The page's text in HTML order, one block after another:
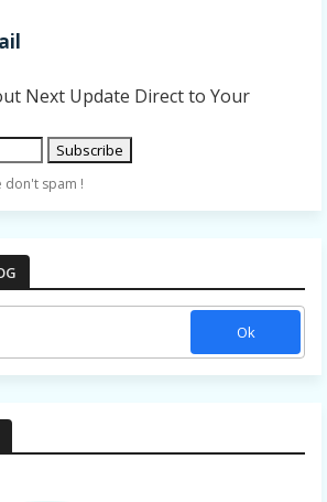
Next Update Direct to Your
don't spam !